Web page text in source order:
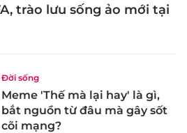
trào lưu sống ảo mới tại
Đời sống
Meme 'Thế mà lại hay' là gì,
bắt nguồn từ đâu mà gây sốt
cõi mạng?